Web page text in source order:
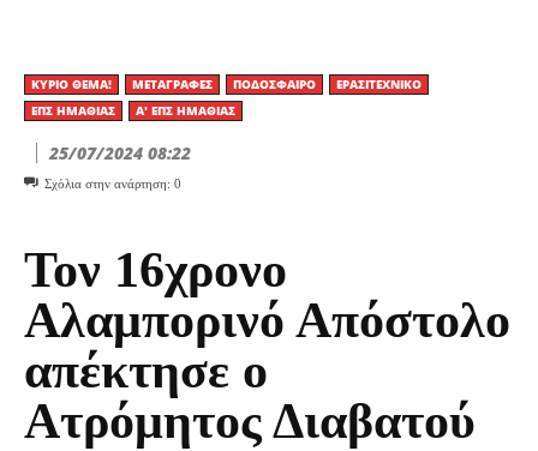
ΚΎΡΙΟ ΘΈΜΑ! ΜΕΤΑΓΡΑΦΈΣ ΠΟΔΌΣΦΑΙΡΟ
ΕΡΑΣΙΤΕΧΝΙΚΟ
ΕΠΣ ΗΜΑΘΊΑΣ
Α' ΕΠΣ ΗΜΑΘΊΑΣ
25/07/2024 08:22
Σχόλια στην ανάρτηση: 0
Τον 16χρονο
Αλαμπορινό Απόστολο
απέκτησε ο
Ατρόμητος Διαβατού